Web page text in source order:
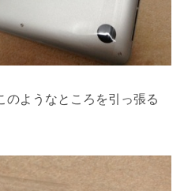
のようなところを引っ張る